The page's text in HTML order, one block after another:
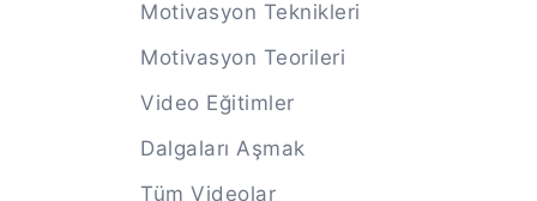
Motivasyon Teknikleri
Motivasyon Teorileri
Video Eğitimler
Dalgaları Aşmak
Tüm Videolar